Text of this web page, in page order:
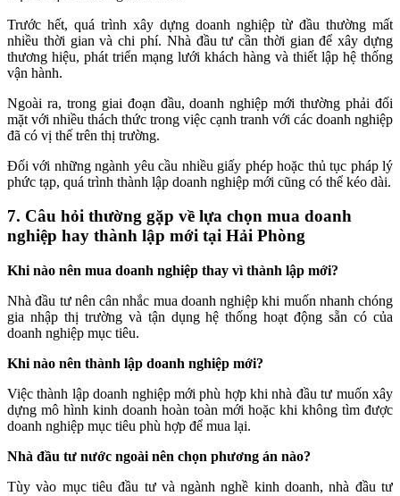
Trước hết, quá trình xây dựng doanh nghiệp từ đầu thường mất
nhiều thời gian và chi phí. Nhà đầu tư cần thời gian để xây dựng
thương hiệu, phát triển mạng lưới khách hàng và thiết lập hệ thống
vận hành.
Ngoài ra, trong giai đoạn đầu, doanh nghiệp mới thường phải đối
mặt với nhiều thách thức trong việc cạnh tranh với các doanh nghiệp
đã có vị thế trên thị trường.
Đối với những ngành yêu cầu nhiều giấy phép hoặc thủ tục pháp lý
phức tạp, quá trình thành lập doanh nghiệp mới cũng có thể kéo dài.
7. Câu hỏi thường gặp về lựa chọn mua doanh
nghiệp hay thành lập mới tại Hải Phòng
Khi nào nên mua doanh nghiệp thay vì thành lập mới?
Nhà đầu tư nên cân nhắc mua doanh nghiệp khi muốn nhanh chóng
gia nhập thị trường và tận dụng hệ thống hoạt động sẵn có của
doanh nghiệp mục tiêu.
Khi nào nên thành lập doanh nghiệp mới?
Việc thành lập doanh nghiệp mới phù hợp khi nhà đầu tư muốn xây
dựng mô hình kinh doanh hoàn toàn mới hoặc khi không tìm được
doanh nghiệp mục tiêu phù hợp để mua lại.
Nhà đầu tư nước ngoài nên chọn phương án nào?
Tùy vào mục tiêu đầu tư và ngành nghề kinh doanh, nhà đầu tư